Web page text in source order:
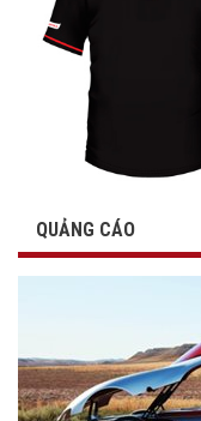
QUẢNG CÁO